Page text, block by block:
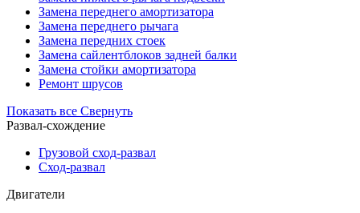
Замена переднего амортизатора
Замена переднего рычага
Замена передних стоек
Замена сайлентблоков задней балки
Замена стойки амортизатора
Ремонт шрусов
Показать все Свернуть
Развал-схождение
Грузовой сход-развал
Сход-развал
Двигатели